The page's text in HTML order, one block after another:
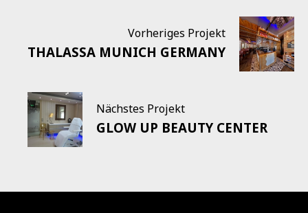
Vorheriges Projekt
THALASSA MUNICH GERMANY
Nächstes Projekt
GLOW UP BEAUTY CENTER